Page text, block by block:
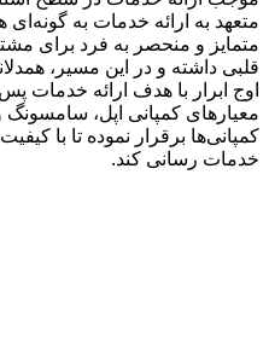
متعهد به ارائه خدمات به
متمایز و منحصر به فرد برای
قلبی داشته و در این مسیر،
اوج ابرار با هدف ارائه خدمات
معیارهای کمپانی اپل، سامسونگ
کمپانی‌ها برقرار نموده تا با
خدمات رسانی کند.